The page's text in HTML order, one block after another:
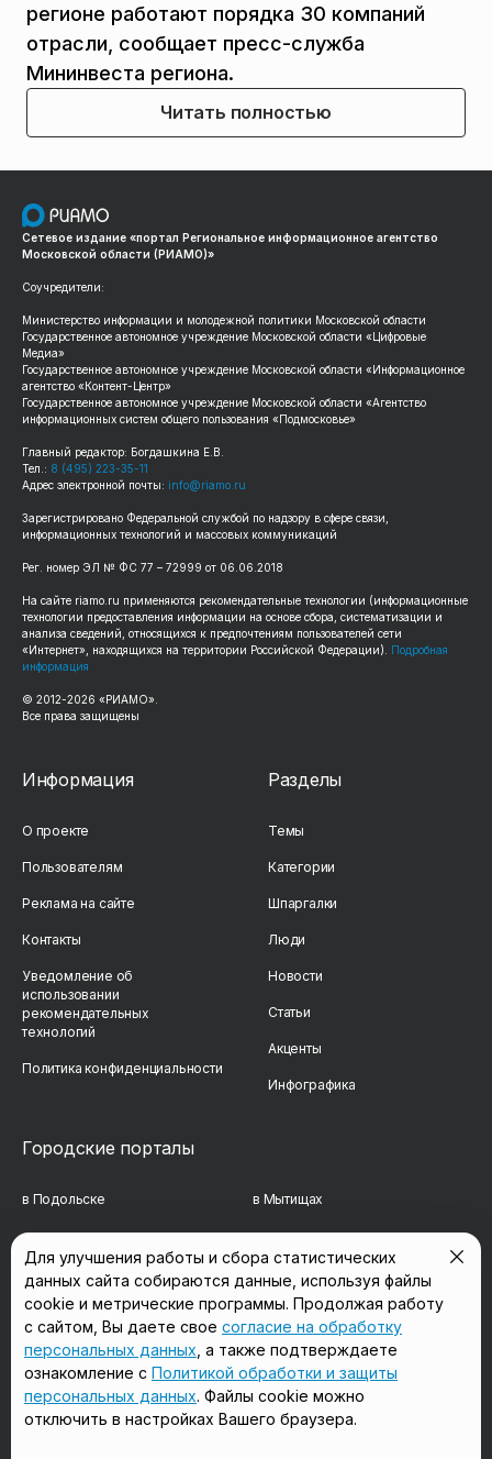
регионе работают порядка 30 компаний
отрасли, сообщает пресс-служба
Мининвеста региона.
Читать полностью
Сетевое издание «портал Региональное информационное агентство
Московской области (РИАМО)»
Соучредители:
Министерство информации и молодежной политики Московской области
Государственное автономное учреждение Московской области «Цифровые
Медиа»
Государственное автономное учреждение Московской области «Информационное
агентство «Контент-Центр»
Государственное автономное учреждение Московской области «Агентство
информационных систем общего пользования «Подмосковье»
Главный редактор: Богдашкина Е.В.
Тел.: 8 (495) 223-35-11
Адрес электронной почты: info@riamo.ru
Зарегистрировано Федеральной службой по надзору в сфере связи,
информационных технологий и массовых коммуникаций
Рег. номер ЭЛ № ФС 77 – 72999 от 06.06.2018
На сайте riamo.ru применяются рекомендательные технологии (информационные
технологии предоставления информации на основе сбора, систематизации и
анализа сведений, относящихся к предпочтениям пользователей сети
«Интернет», находящихся на территории Российской Федерации). Подробная
информация
© 2012-2026 «РИАМО».
Все права защищены
Информация
О проекте
Пользователям
Реклама на сайте
Контакты
Уведомление об
использовании
рекомендательных
технологий
Политика конфиденциальности
Разделы
Темы
Категории
Шпаргалки
Люди
Новости
Статьи
Акценты
Инфографика
Городские порталы
в Подольске в Мытищах
в Сергиевом Посаде в Люберцах
в Красногорске в Королёве
в Домодедово в Щёлково
Мы в соцсетях
Для улучшения работы и сбора статистических
данных сайта собираются данные, используя файлы
cookie и метрические программы. Продолжая работу
с сайтом, Вы даете свое согласие на обработку
персональных данных , а также подтверждаете
ознакомление с Политикой обработки и защиты
персональных данных. Файлы cookie можно
отключить в настройках Вашего браузера.